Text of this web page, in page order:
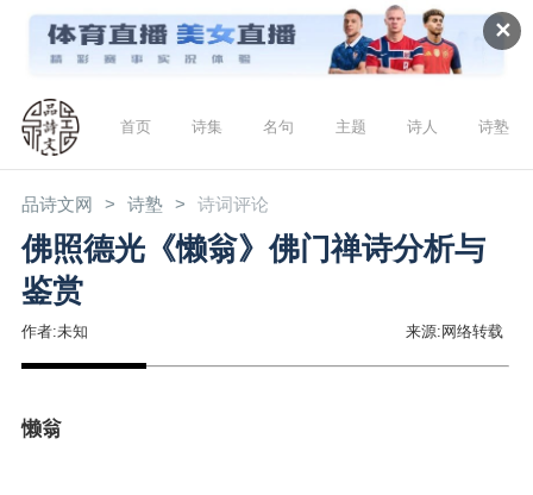
✕
首页 诗集 名句 主题 诗人 诗塾
品诗文网 诗塾 诗词评论
佛照德光《懒翁》佛门禅诗分析与
鉴赏
作者:未知 来源:网络转载
懒翁